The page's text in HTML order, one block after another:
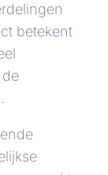
betekent